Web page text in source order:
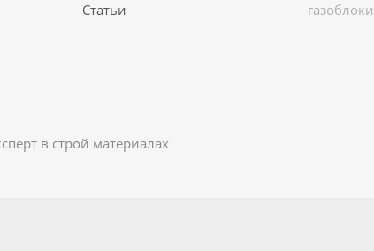
Статьи
в строй материалах